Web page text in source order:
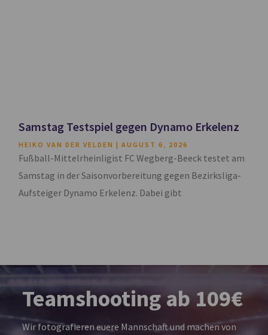
Samstag Testspiel gegen Dynamo Erkelenz
HEIKO VAN DER VELDEN AUGUST 6, 2026
Fußball-Mittelrheinligist FC Wegberg-Beeck testet am
Samstag in der Saisonvorbereitung gegen Bezirksliga-
Aufsteiger Dynamo Erkelenz. Dabei gibt
Teamshooting ab 109€
Wir fotografieren euere Mannschaft und machen von